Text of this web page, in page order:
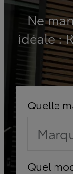
Ne
idéale :
Quelle
Quel